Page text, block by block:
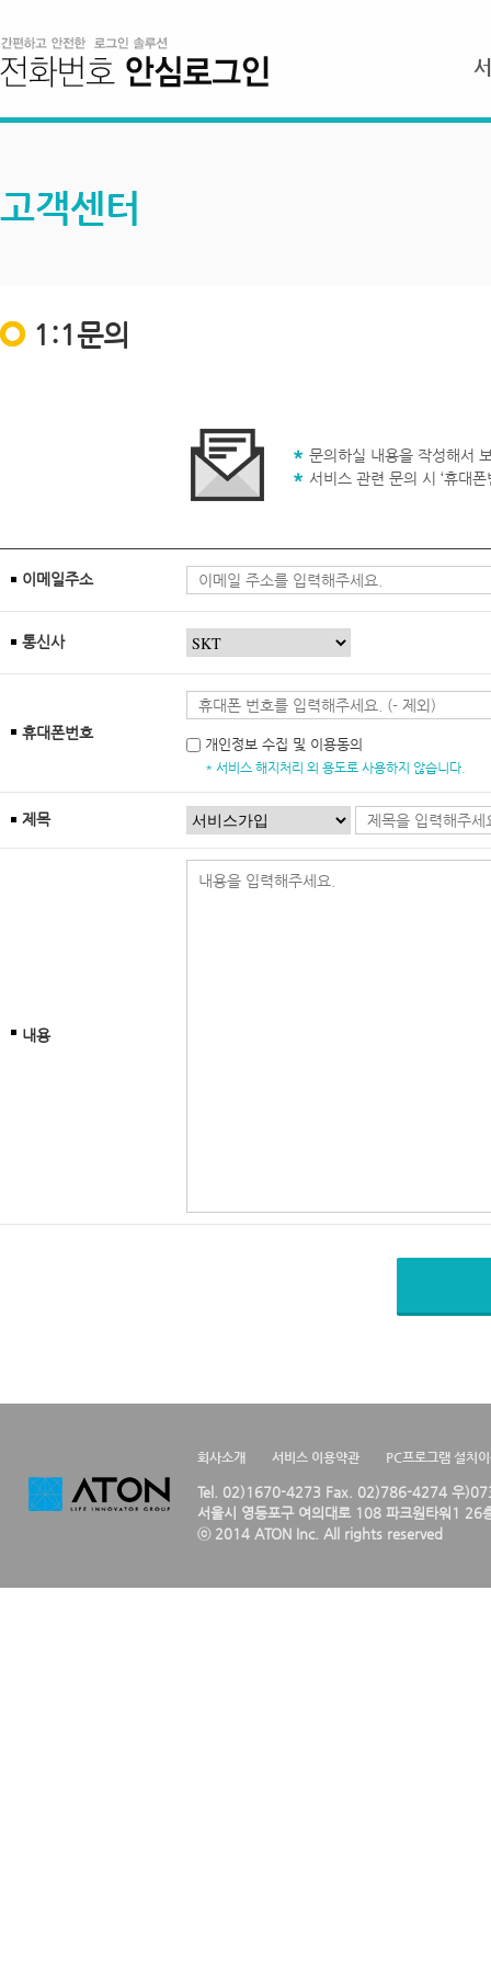
고객센터
1:1문의
문의하실 내용을 작성해서
서비스 관련 문의 시 ‘휴대
이메일주소
통신사
휴대폰번호
개인정보 수집 및 이용동의
* 서비스 해지처리 외 용도로 사용하지 않습니다.
제목
내용
회사소개 서비스 이용약관 PC프로그램 설치
Tel. 02)1670-4273 Fax. 02)786-4274 우
서울시 영등포구 여의대로 108 파크원타워1 26
ⓒ 2014 ATON Inc. All rights reserved